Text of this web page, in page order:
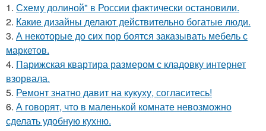
1. Схему долиной" в России фактически остановили.
2. Какие дизайны делают действительно богатые люди.
3. А некоторые до сих пор боятся заказывать мебель с
маркетов.
4. Парижская квартира размером с кладовку интернет
взорвала.
5. Ремонт знатно давит на кукуху, согласитесь!
6. А говорят, что в маленькой комнате невозможно
сделать удобную кухню.